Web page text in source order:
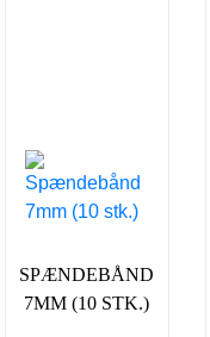
SPÆNDEBÅND
7MM (10 STK.)